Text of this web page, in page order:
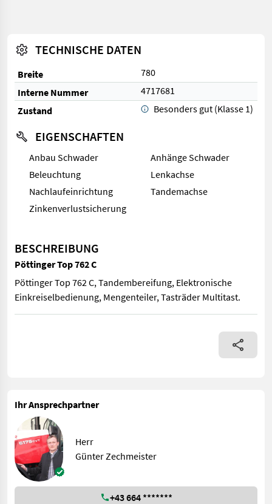
TECHNISCHE DATEN
Breite
780
Interne Nummer
4717681
Zustand
Besonders gut (Klasse 1)
EIGENSCHAFTEN
Anbau Schwader
Anhänge Schwader
Beleuchtung
Lenkachse
Nachlaufeinrichtung
Tandemachse
Zinkenverlustsicherung
BESCHREIBUNG
Pöttinger Top 762 C
Pöttinger Top 762 C, Tandembereifung, Elektronische
Einkreiselbedienung, Mengenteiler, Tasträder Multitast.
Pöttinger Top 762 C, Tandembereifung, Elektronische
Ihr Ansprechpartner
Herr
Günter Zechmeister
+43 664 *******